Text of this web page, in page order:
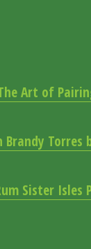
Art of
Torres
Sister Isles